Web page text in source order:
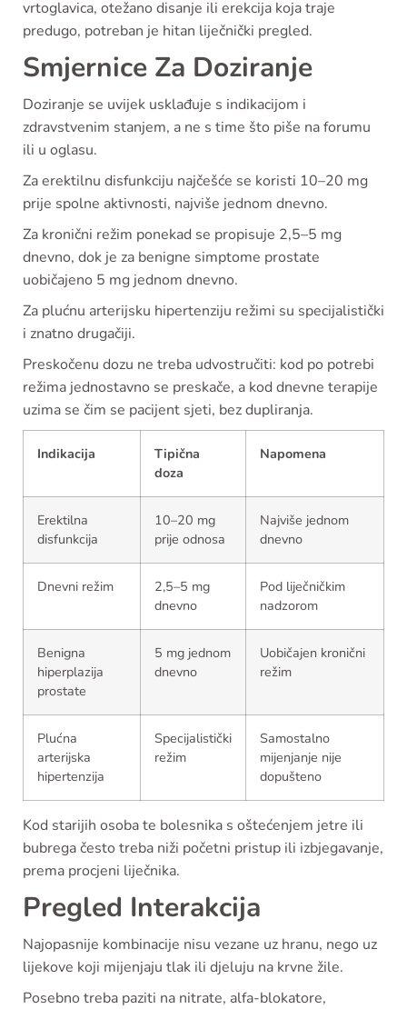
vrtoglavica, otežano disanje ili erekcija koja traje
predugo, potreban je hitan liječnički pregled.
Smjernice Za Doziranje
Doziranje se uvijek usklađuje s indikacijom i
zdravstvenim stanjem, a ne s time što piše na forumu
ili u oglasu.
Za erektilnu disfunkciju najčešće se koristi 10–20 mg
prije spolne aktivnosti, najviše jednom dnevno.
Za kronični režim ponekad se propisuje 2,5–5 mg
dnevno, dok je za benigne simptome prostate
uobičajeno 5 mg jednom dnevno.
Za plućnu arterijsku hipertenziju režimi su specijalistički
i znatno drugačiji.
Preskočenu dozu ne treba udvostručiti: kod po potrebi
režima jednostavno se preskače, a kod dnevne terapije
uzima se čim se pacijent sjeti, bez dupliranja.
Indikacija
Tipična
doza
Napomena
Erektilna
disfunkcija
10–20 mg
prije odnosa
Najviše jednom
dnevno
Dnevni režim
2,5–5 mg
dnevno
Pod liječničkim
nadzorom
Benigna
hiperplazija
prostate
5 mg jednom
dnevno
Uobičajen kronični
režim
Plućna
arterijska
hipertenzija
Specijalistički
režim
Samostalno
mijenjanje nije
dopušteno
Kod starijih osoba te bolesnika s oštećenjem jetre ili
bubrega često treba niži početni pristup ili izbjegavanje,
prema procjeni liječnika.
Pregled Interakcija
Najopasnije kombinacije nisu vezane uz hranu, nego uz
lijekove koji mijenjaju tlak ili djeluju na krvne žile.
Posebno treba paziti na nitrate, alfa-blokatore,